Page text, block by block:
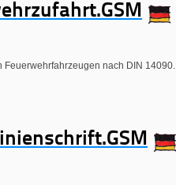
Feuerwehrfahrzeugen nach DIN 14090.